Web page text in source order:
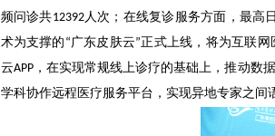
频问诊共12392人次；在线复诊服务方面，最高
术为支撑的“广东皮肤云”正式上线，将为互联
云APP，在实现常规线上诊疗的基础上，推动数
学科协作远程医疗服务平台，实现异地专家之间